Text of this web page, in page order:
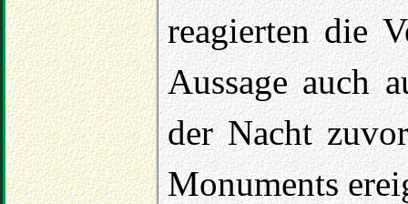
reagierten die
Aussage auch
der Nacht
Monuments